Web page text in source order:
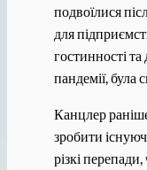
подвоїлися
для
гостинності та
пандемії, була
Канцлер
зробити
різкі